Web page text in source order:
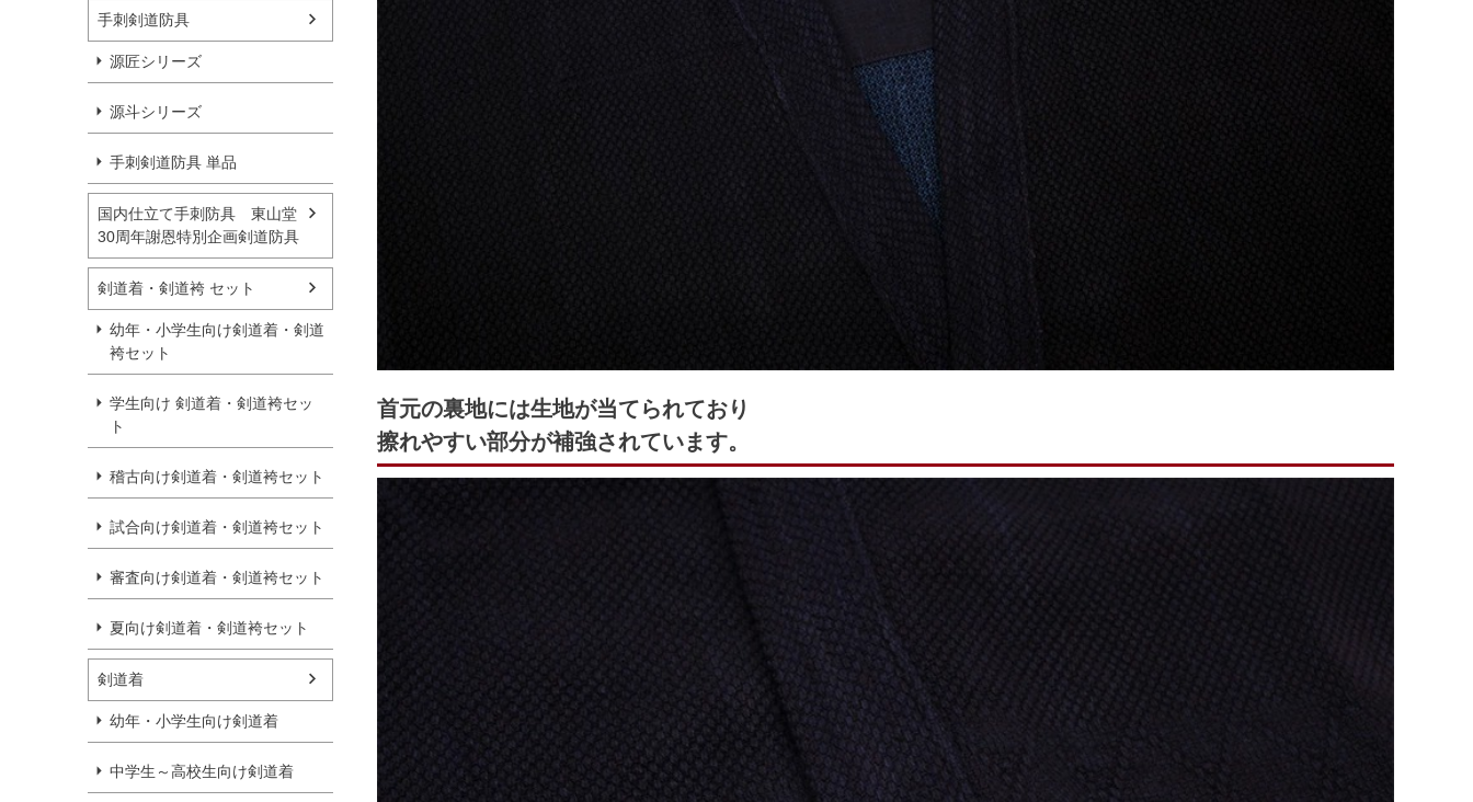
手刺剣道防具
源匠シリーズ
源斗シリーズ
手刺剣道防具 単品
国内仕立て手刺防具 東山堂
30周年謝恩特別企画剣道防具
剣道着・剣道袴 セット
幼年・小学生向け剣道着・剣道
袴セット
学生向け 剣道着・剣道袴セッ
ト
稽古向け剣道着・剣道袴セット
試合向け剣道着・剣道袴セット
審査向け剣道着・剣道袴セット
夏向け剣道着・剣道袴セット
剣道着
幼年・小学生向け剣道着
中学生～高校生向け剣道着
首元の裏地には生地が当てられており
擦れやすい部分が補強されています。